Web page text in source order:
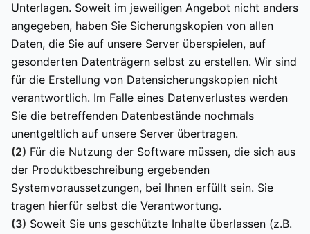
Unterlagen. Soweit im jeweiligen Angebot nicht anders
angegeben, haben Sie Sicherungskopien von allen
Daten, die Sie auf unsere Server überspielen, auf
gesonderten Datenträgern selbst zu erstellen. Wir sind
für die Erstellung von Datensicherungskopien nicht
verantwortlich. Im Falle eines Datenverlustes werden
Sie die betreffenden Datenbestände nochmals
unentgeltlich auf unsere Server übertragen.
(2) Für die Nutzung der Software müssen, die sich aus
der Produktbeschreibung ergebenden
Systemvoraussetzungen, bei Ihnen erfüllt sein. Sie
tragen hierfür selbst die Verantwortung.
(3) Soweit Sie uns geschützte Inhalte überlassen (z.B.